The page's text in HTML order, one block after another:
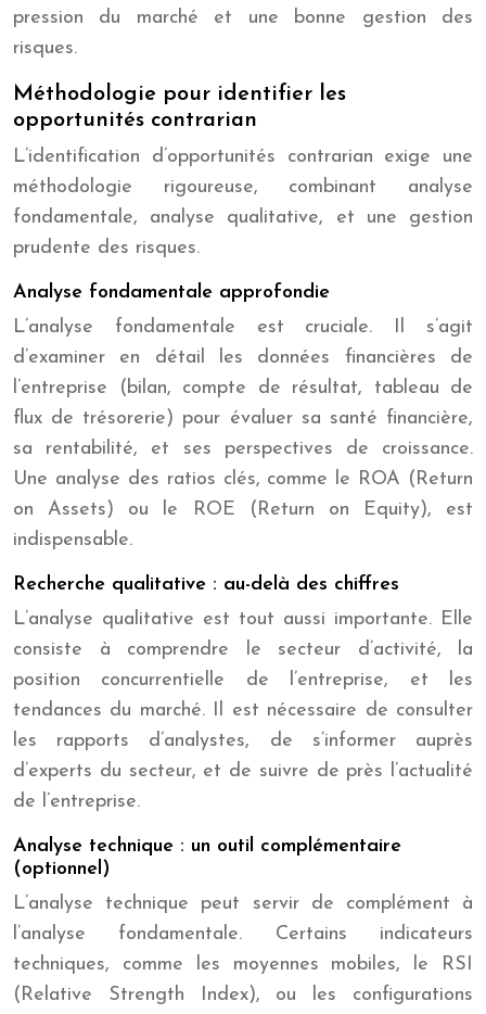
pression du marché et une bonne gestion des
risques.
Méthodologie pour identifier les
opportunités contrarian
L’identification d’opportunités contrarian exige une
méthodologie rigoureuse, combinant analyse
fondamentale, analyse qualitative, et une gestion
prudente des risques.
Analyse fondamentale approfondie
L’analyse fondamentale est cruciale. Il s’agit
d’examiner en détail les données financières de
l’entreprise (bilan, compte de résultat, tableau de
flux de trésorerie) pour évaluer sa santé financière,
sa rentabilité, et ses perspectives de croissance.
Une analyse des ratios clés, comme le ROA (Return
on Assets) ou le ROE (Return on Equity), est
indispensable.
Recherche qualitative : au-delà des chiffres
L’analyse qualitative est tout aussi importante. Elle
consiste à comprendre le secteur d’activité, la
position concurrentielle de l’entreprise, et les
tendances du marché. Il est nécessaire de consulter
les rapports d’analystes, de s’informer auprès
d’experts du secteur, et de suivre de près l’actualité
de l’entreprise.
Analyse technique : un outil complémentaire
(optionnel)
L’analyse technique peut servir de complément à
l’analyse fondamentale. Certains indicateurs
techniques, comme les moyennes mobiles, le RSI
(Relative Strength Index), ou les configurations